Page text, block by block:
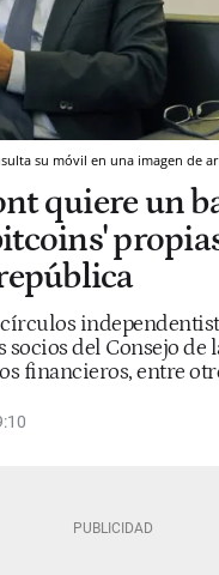
su móvil en una imagen de
quiere un
socios del Consejo de
financieros, entre